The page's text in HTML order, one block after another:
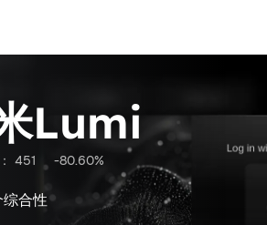
Lumi
451 -80.60%
合性